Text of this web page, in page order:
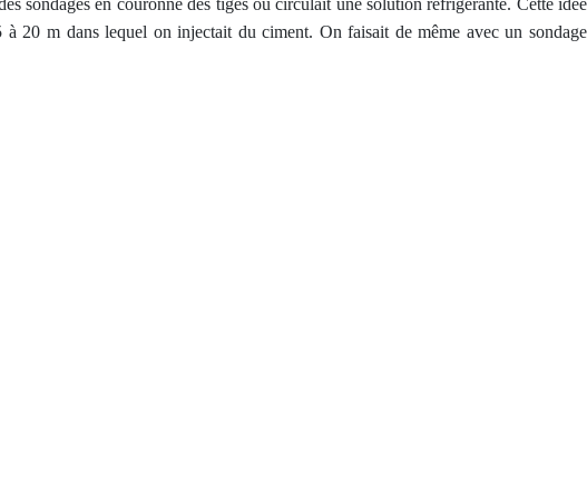
sondages en couronne des tiges où circulait une solution réfrigérante. Cette idée
20 m dans lequel on injectait du ciment. On faisait de même avec un sondage